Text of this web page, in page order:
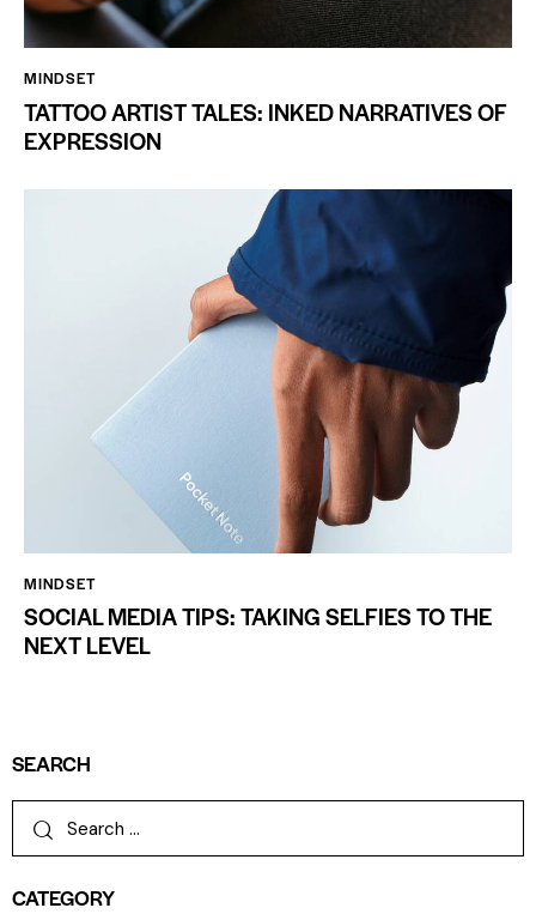
MINDSET
TATTOO ARTIST TALES: INKED NARRATIVES OF
EXPRESSION
MINDSET
SOCIAL MEDIA TIPS: TAKING SELFIES TO THE
NEXT LEVEL
SEARCH
CATEGORY